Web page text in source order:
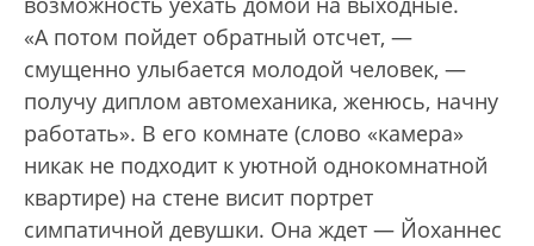
«А потом пойдет обратный отсчет, —
смущенно улыбается молодой человек, —
получу диплом автомеханика, женюсь, начну
работать». В его комнате (слово «камера»
никак не подходит к уютной однокомнатной
квартире) на стене висит портрет
симпатичной девушки. Она ждет — Йоханнес